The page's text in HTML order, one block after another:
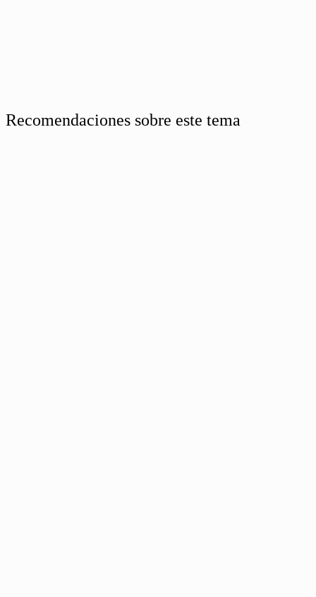
Recomendaciones sobre este tema